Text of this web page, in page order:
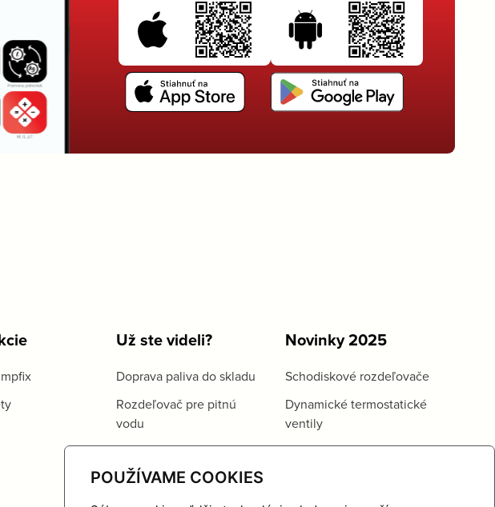
POUŽÍVAME COOKIES
Už ste videli?
Doprava paliva do skladu
Rozdeľovač pre pitnú
vodu
Novinky 2025
Schodiskové rozdeľovače
Dynamické termostatické
ventily